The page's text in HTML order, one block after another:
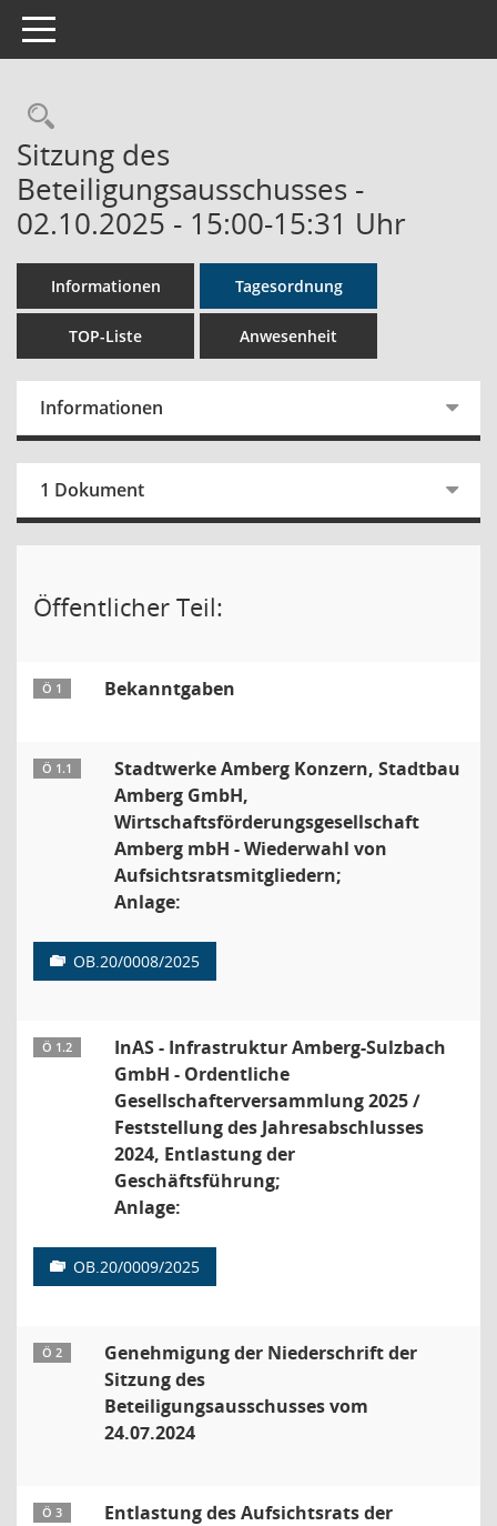
Toggle navigation
Rechercheauswahl
Sitzung des
Beteiligungsausschusses -
02.10.2025 - 15:00-15:31 Uhr
Informationen Tagesordnung
TOP-Liste Anwesenheit
Informationen
1 Dokument
Öffentlicher Teil:
Ö 1 Bekanntgaben
Ö 1.1
Stadtwerke Amberg Konzern, Stadtbau
Amberg GmbH,
Wirtschaftsförderungsgesellschaft
Amberg mbH - Wiederwahl von
Aufsichtsratsmitgliedern;
Anlage:
OB.20/0008/2025
Ö 1.2
InAS - Infrastruktur Amberg-Sulzbach
GmbH - Ordentliche
Gesellschafterversammlung 2025 /
Feststellung des Jahresabschlusses
2024, Entlastung der
Geschäftsführung;
Anlage:
OB.20/0009/2025
Ö 2
Genehmigung der Niederschrift der
Sitzung des
Beteiligungsausschusses vom
24.07.2024
Ö 3
Entlastung des Aufsichtsrats der